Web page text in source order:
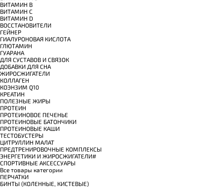
ВИТАМИН B
ВИТАМИН C
ВИТАМИН D
ВОССТАНОВИТЕЛИ
ГЕЙНЕР
ГИАЛУРОНОВАЯ КИСЛОТА
ГЛЮТАМИН
ГУАРАНА
ДЛЯ СУСТАВОВ И СВЯЗОК
ДОБАВКИ ДЛЯ СНА
ЖИРОСЖИГАТЕЛИ
КОЛЛАГЕН
КОЭНЗИМ Q10
КРЕАТИН
ПОЛЕЗНЫЕ ЖИРЫ
ПРОТЕИН
ПРОТЕИНОВОЕ ПЕЧЕНЬЕ
ПРОТЕИНОВЫЕ БАТОНЧИКИ
ПРОТЕИНОВЫЕ КАШИ
ТЕСТОБУСТЕРЫ
ЦИТРУЛЛИН МАЛАТ
ПРЕДТРЕНИРОВОЧНЫЕ КОМПЛЕКСЫ
ЭНЕРГЕТИКИ И ЖИРОСЖИГАТЕЛИ#
СПОРТИВНЫЕ АКСЕССУАРЫ
Все товары категории
ПЕРЧАТКИ
БИНТЫ (КОЛЕННЫЕ, КИСТЕВЫЕ)